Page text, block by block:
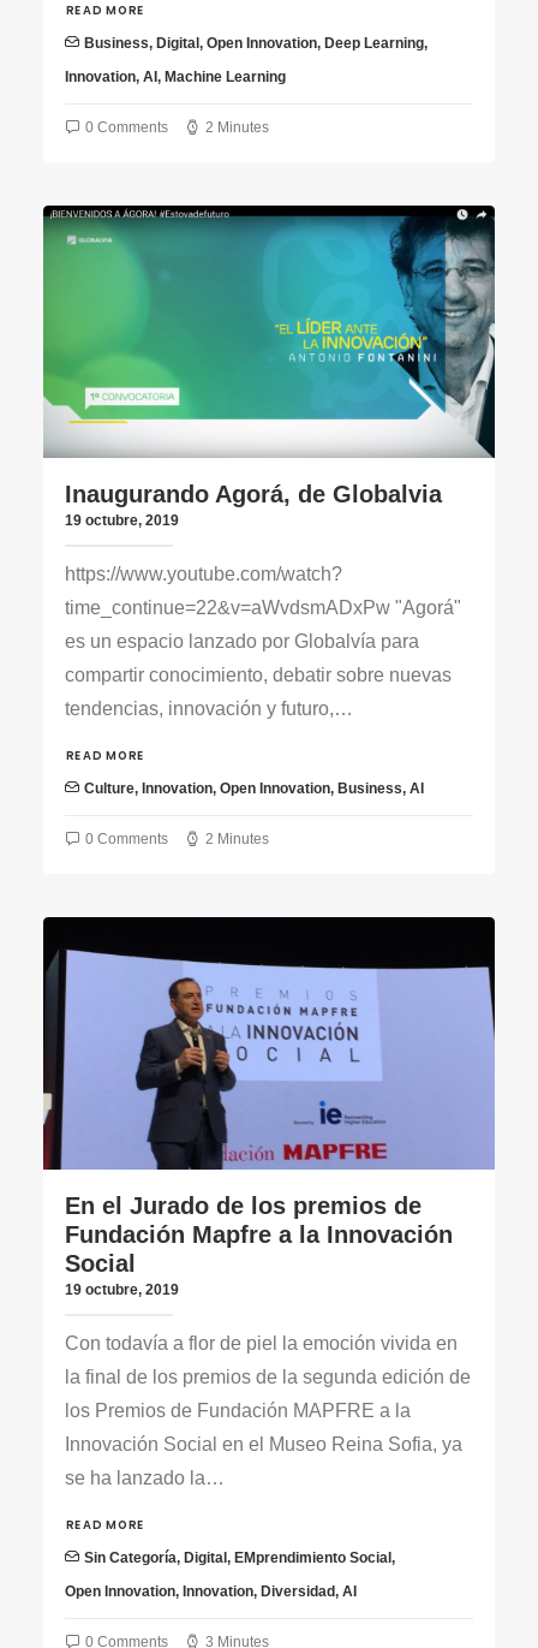
READ MORE
Business, Digital , Open Innovation, Deep Learning,
Innovation, AI , Machine Learning
0 Comments 2 Minutes
Inaugurando Agorá, de Globalvia
19 octubre, 2019
https://www.youtube.com/watch?
time_continue=22&v=aWvdsmADxPw "Agorá"
es un espacio lanzado por Globalvía para
compartir conocimiento, debatir sobre nuevas
tendencias, innovación y futuro,…
READ MORE
Culture, Innovation, Open Innovation, Business, AI
0 Comments 2 Minutes
En el Jurado de los premios de
Fundación Mapfre a la Innovación
Social
19 octubre, 2019
Con todavía a flor de piel la emoción vivida en
la final de los premios de la segunda edición de
los Premios de Fundación MAPFRE a la
Innovación Social en el Museo Reina Sofia, ya
se ha lanzado la…
READ MORE
Sin Categoría, Digital , EMprendimiento Social ,
Open Innovation, Innovation, Diversidad, AI
0 Comments 3 Minutes